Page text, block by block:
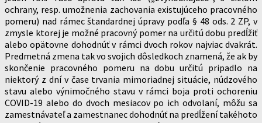
ochrany, resp. umožnenia zachovania existujúceho pracovného
pomeru) nad rámec štandardnej úpravy podľa § 48 ods. 2 ZP, v
zmysle ktorej je možné pracovný pomer na určitú dobu predĺžiť
alebo opätovne dohodnúť v rámci dvoch rokov najviac dvakrát.
Predmetná zmena tak vo svojich dôsledkoch znamená, že ak by
skončenie pracovného pomeru na dobu určitú pripadlo na
niektorý z dní v čase trvania mimoriadnej situácie, núdzového
stavu alebo výnimočného stavu v rámci boja proti ochoreniu
COVID-19 alebo do dvoch mesiacov po ich odvolaní, môžu sa
zamestnávateľ a zamestnanec dohodnúť na predĺžení takéhoto